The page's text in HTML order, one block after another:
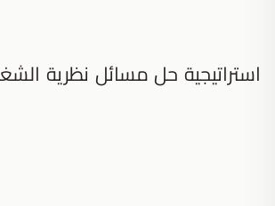
استراتيجية حل مسائل نظرية